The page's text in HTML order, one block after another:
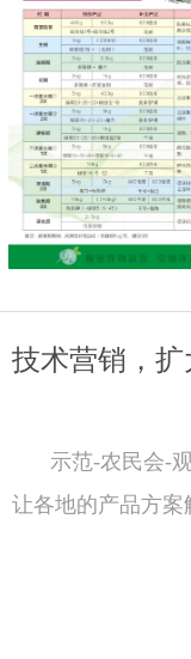
示范-农民会-
让各地的产品方案
技术营销，扩